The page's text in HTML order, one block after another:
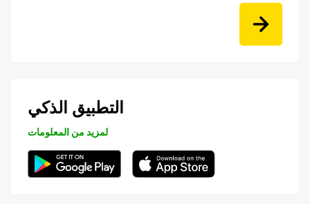
التطبيق الذكي
لمزيد من المعلومات